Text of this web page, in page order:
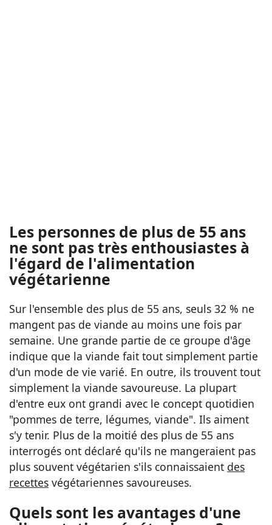
Les personnes de plus de 55 ans
ne sont pas très enthousiastes à
l'égard de l'alimentation
végétarienne
Sur l'ensemble des plus de 55 ans, seuls 32 % ne
mangent pas de viande au moins une fois par
semaine. Une grande partie de ce groupe d'âge
indique que la viande fait tout simplement partie
d'un mode de vie varié. En outre, ils trouvent tout
simplement la viande savoureuse. La plupart
d'entre eux ont grandi avec le concept quotidien
"pommes de terre, légumes, viande". Ils aiment
s'y tenir. Plus de la moitié des plus de 55 ans
interrogés ont déclaré qu'ils ne mangeraient pas
plus souvent végétarien s'ils connaissaient des
recettes végétariennes savoureuses.
Quels sont les avantages d'une